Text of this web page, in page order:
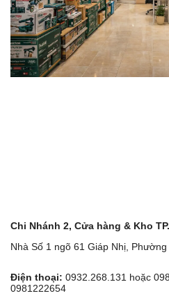
Chi Nhánh 2, Cửa hàng & Kho
Nhà Số 1 ngõ 61 Giáp Nhị,
Điện thoại: 0932.268.131 hoặc
0981222654